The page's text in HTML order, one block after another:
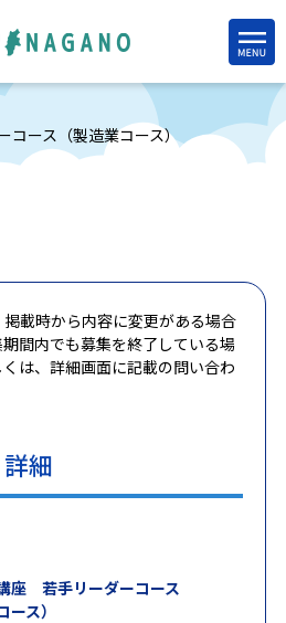
ース（製造業コース）
載時から内容に変更がある場合
間内でも募集を終了している場
は、詳細画面に記載の問い合わ
細
座 若手リーダーコース
ース）